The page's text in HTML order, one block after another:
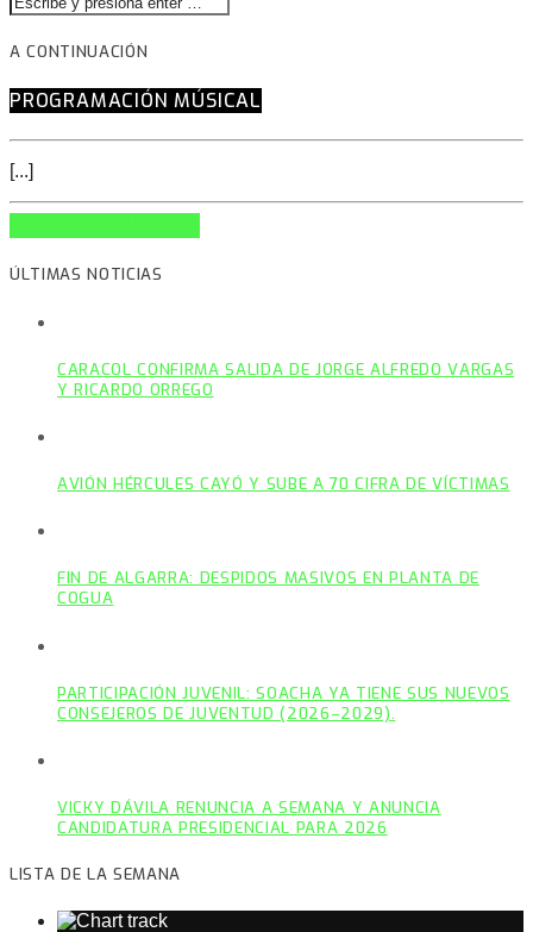
A CONTINUACIÓN
PROGRAMACIÓN MÚSICAL
[...]
ÚLTIMAS NOTICIAS
CARACOL CONFIRMA SALIDA DE JORGE ALFREDO VARGAS
Y RICARDO ORREGO
AVIÓN HÉRCULES CAYÓ Y SUBE A 70 CIFRA DE VÍCTIMAS
FIN DE ALGARRA: DESPIDOS MASIVOS EN PLANTA DE
COGUA
PARTICIPACIÓN JUVENIL: SOACHA YA TIENE SUS NUEVOS
CONSEJEROS DE JUVENTUD (2026–2029).
VICKY DÁVILA RENUNCIA A SEMANA Y ANUNCIA
CANDIDATURA PRESIDENCIAL PARA 2026
LISTA DE LA SEMANA